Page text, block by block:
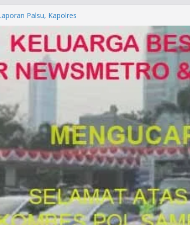
ke Mabes Polri
Palsu, Kapolres
PUNGLI SIM
Alam di Jawa Barat yang
KUHAP Baru 2026, Tegaskan
Dipidana
DENPASAR DAN
POLDA BALI DIDUGA